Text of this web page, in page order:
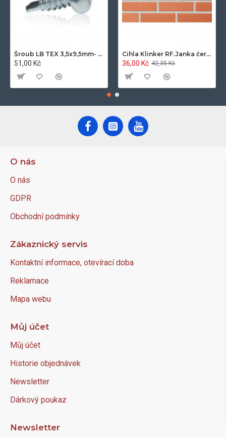
Šroub LB TEX 3,5x9,5mm- 100ks/bal.-zinek
51,00 Kč
Cihla Klinker RF.Janka červená světlá 25x12x6,5cm- 420ks/pal.
36,00 Kč 42,35 Kč
O nás
O nás
GDPR
Obchodní podmínky
Zákaznický servis
Kontaktní informace, otevírací doba
Reklamace
Mapa webu
Můj účet
Můj účet
Historie objednávek
Newsletter
Dárkový poukaz
Newsletter